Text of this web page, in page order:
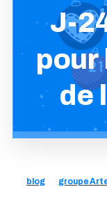
J-
pour
de
blog groupe